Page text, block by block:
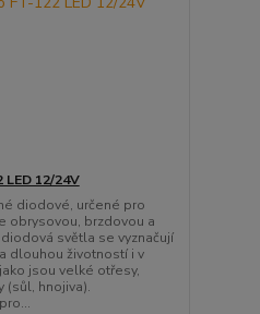
12/24V
diodové, určené pro
obrysovou, brzdovou a
světla se vyznačují
dlouhou životností i v
jsou velké otřesy,
(sůl, hnojiva).